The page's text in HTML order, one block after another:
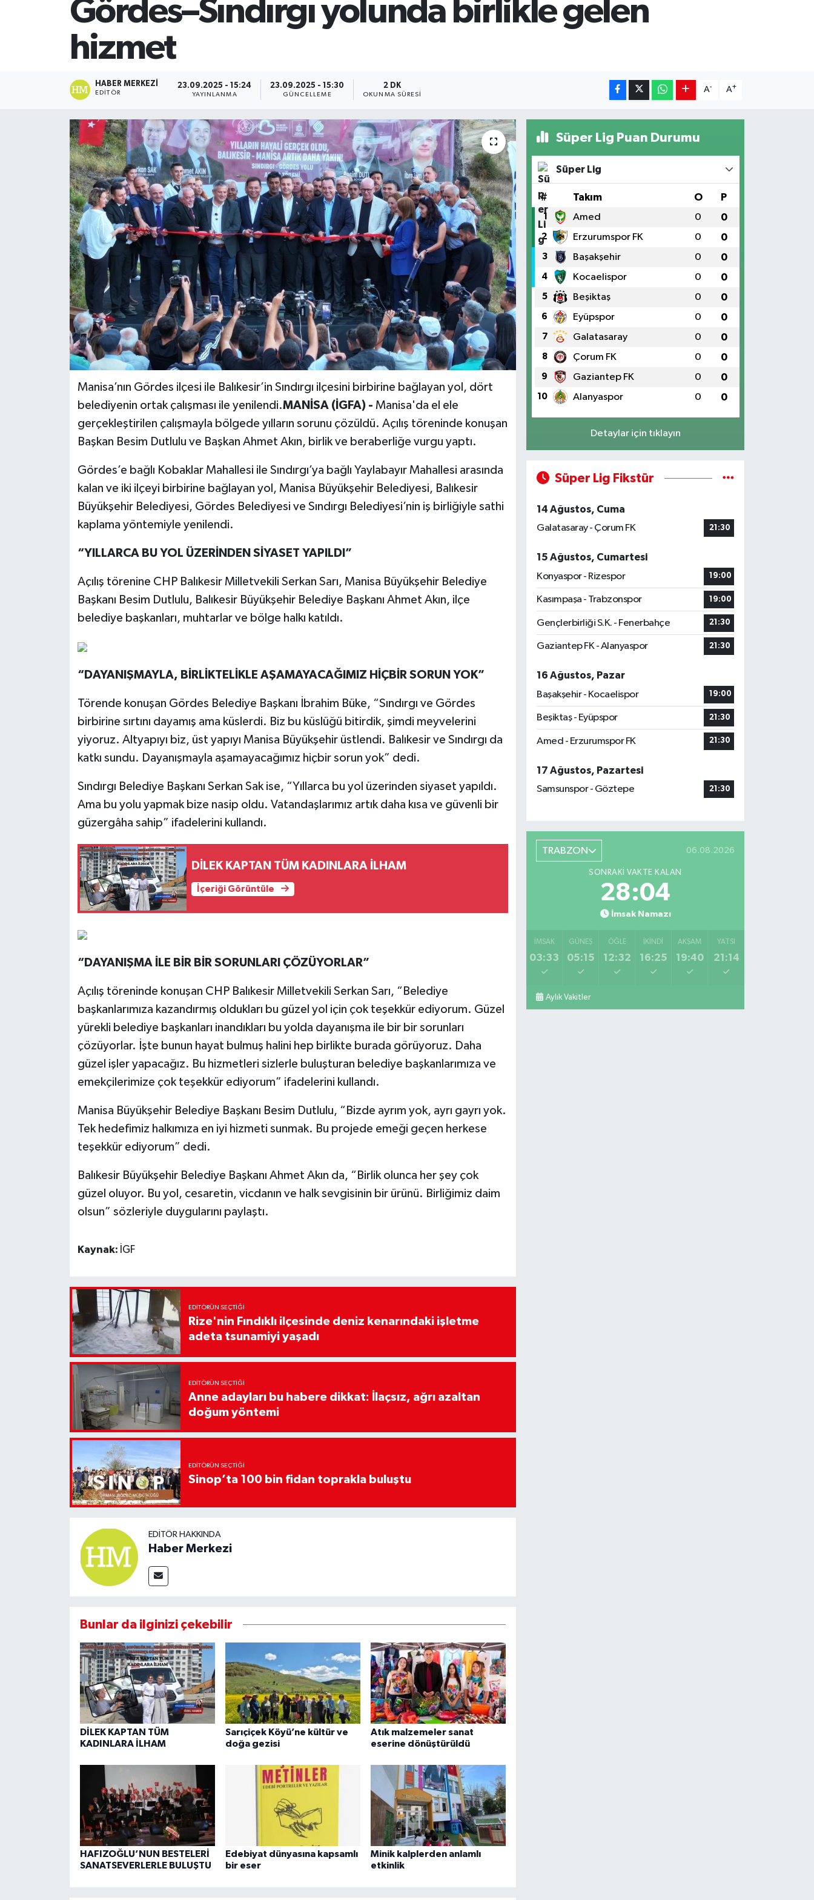
Gördes–Sındırgı yolunda birlikle gelen
hizmet
HABER MERKEZI
EDITÖR
23.09.2025 - 15:24
YAYINLANMA
23.09.2025 - 15:30
GÜNCELLEME
2 DK
OKUNMA SÜRESI
A- A+
Manisa’nın Gördes ilçesi ile Balıkesir’in Sındırgı ilçesini birbirine bağlayan yol, dört
belediyenin ortak çalışması ile yenilendi.MANİSA (İGFA) - Manisa'da el ele
gerçekleştirilen çalışmayla bölgede yılların sorunu çözüldü. Açılış töreninde konuşan
Başkan Besim Dutlulu ve Başkan Ahmet Akın, birlik ve beraberliğe vurgu yaptı.
Gördes’e bağlı Kobaklar Mahallesi ile Sındırgı’ya bağlı Yaylabayır Mahallesi arasında
kalan ve iki ilçeyi birbirine bağlayan yol, Manisa Büyükşehir Belediyesi, Balıkesir
Büyükşehir Belediyesi, Gördes Belediyesi ve Sındırgı Belediyesi’nin iş birliğiyle sathi
kaplama yöntemiyle yenilendi.
“YILLARCA BU YOL ÜZERİNDEN SİYASET YAPILDI”
Açılış törenine CHP Balıkesir Milletvekili Serkan Sarı, Manisa Büyükşehir Belediye
Başkanı Besim Dutlulu, Balıkesir Büyükşehir Belediye Başkanı Ahmet Akın, ilçe
belediye başkanları, muhtarlar ve bölge halkı katıldı.
“DAYANIŞMAYLA, BİRLİKTELİKLE AŞAMAYACAĞIMIZ HİÇBİR SORUN YOK”
Törende konuşan Gördes Belediye Başkanı İbrahim Büke, “Sındırgı ve Gördes
birbirine sırtını dayamış ama küslerdi. Biz bu küslüğü bitirdik, şimdi meyvelerini
yiyoruz. Altyapıyı biz, üst yapıyı Manisa Büyükşehir üstlendi. Balıkesir ve Sındırgı da
katkı sundu. Dayanışmayla aşamayacağımız hiçbir sorun yok” dedi.
Sındırgı Belediye Başkanı Serkan Sak ise, “Yıllarca bu yol üzerinden siyaset yapıldı.
Ama bu yolu yapmak bize nasip oldu. Vatandaşlarımız artık daha kısa ve güvenli bir
güzergâha sahip” ifadelerini kullandı.
DİLEK KAPTAN TÜM KADINLARA İLHAM
İçeriği Görüntüle
“DAYANIŞMA İLE BİR BİR SORUNLARI ÇÖZÜYORLAR”
Açılış töreninde konuşan CHP Balıkesir Milletvekili Serkan Sarı, “Belediye
başkanlarımıza kazandırmış oldukları bu güzel yol için çok teşekkür ediyorum. Güzel
yürekli belediye başkanları inandıkları bu yolda dayanışma ile bir bir sorunları
çözüyorlar. İşte bunun hayat bulmuş halini hep birlikte burada görüyoruz. Daha
güzel işler yapacağız. Bu hizmetleri sizlerle buluşturan belediye başkanlarımıza ve
emekçilerimize çok teşekkür ediyorum” ifadelerini kullandı.
Manisa Büyükşehir Belediye Başkanı Besim Dutlulu, “Bizde ayrım yok, ayrı gayrı yok.
Tek hedefimiz halkımıza en iyi hizmeti sunmak. Bu projede emeği geçen herkese
teşekkür ediyorum” dedi.
Balıkesir Büyükşehir Belediye Başkanı Ahmet Akın da, “Birlik olunca her şey çok
güzel oluyor. Bu yol, cesaretin, vicdanın ve halk sevgisinin bir ürünü. Birliğimiz daim
olsun” sözleriyle duygularını paylaştı.
Kaynak: İGF
EDITÖRÜN SEÇTIĞI
Rize'nin Fındıklı ilçesinde deniz kenarındaki işletme
adeta tsunamiyi yaşadı
EDITÖRÜN SEÇTIĞI
Anne adayları bu habere dikkat: İlaçsız, ağrı azaltan
doğum yöntemi
EDITÖRÜN SEÇTIĞI
Sinop’ta 100 bin fidan toprakla buluştu
EDITÖR HAKKINDA
Haber Merkezi
Bunlar da ilginizi çekebilir
DİLEK KAPTAN TÜM
KADINLARA İLHAM
Sarıçiçek Köyü’ne kültür ve
doğa gezisi
Atık malzemeler sanat
eserine dönüştürüldü
HAFIZOĞLU’NUN BESTELERİ
SANATSEVERLERLE BULUŞTU
Edebiyat dünyasına kapsamlı
bir eser
Minik kalplerden anlamlı
etkinlik
Süper Lig Puan Durumu
Süper Lig
# Takım O P
1 Amed 0 0
2 Erzurumspor FK 0 0
3 Başakşehir 0 0
4 Kocaelispor 0 0
5 Beşiktaş 0 0
6 Eyüpspor 0 0
7 Galatasaray 0 0
8 Çorum FK 0 0
9 Gaziantep FK 0 0
10 Alanyaspor 0 0
Detaylar için tıklayın
Süper Lig Fikstür
14 Ağustos, Cuma
Galatasaray - Çorum FK
21:30
15 Ağustos, Cumartesi
Konyaspor - Rizespor
19:00
Kasımpaşa - Trabzonspor 19:00
Gençlerbirliği S.K. - Fenerbahçe 21:30
Gaziantep FK - Alanyaspor 21:30
16 Ağustos, Pazar
Başakşehir - Kocaelispor
19:00
Beşiktaş - Eyüpspor 21:30
Amed - Erzurumspor FK 21:30
17 Ağustos, Pazartesi
Samsunspor - Göztepe
21:30
TRABZON 06.08.2026
SONRAKI VAKTE KALAN
28:03
İmsak Namazı
İMSAK
03:33
GÜNEŞ
05:15
ÖĞLE
12:32
İKINDI
16:25
AKŞAM
19:40
YATSI
21:14
Aylık Vakitler
SİYASET
Teknoloji
TRABZON